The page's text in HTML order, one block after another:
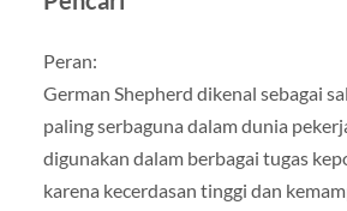
Peran:
German Shepherd dikenal sebagai
paling serbaguna dalam dunia
digunakan dalam berbagai tugas
karena kecerdasan tinggi dan